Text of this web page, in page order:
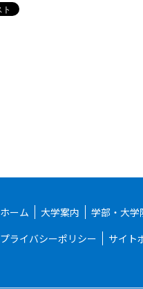
ホーム 大学案内 学部・大学
プライバシーポリシー
サイト